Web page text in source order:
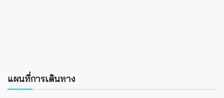
แผนที่การเดินทาง